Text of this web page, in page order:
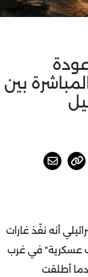
بين
أنه نفّذ غارات
عسكرية" في غرب
أطلقت
طهران
العراق..
الحية
رئيسا